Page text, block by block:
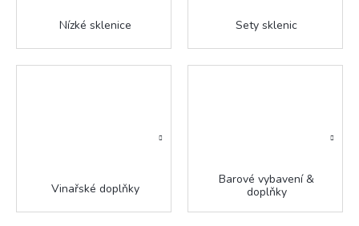
Nízké sklenice Sety sklenic
Vinařské doplňky
Barové vybavení &
doplňky